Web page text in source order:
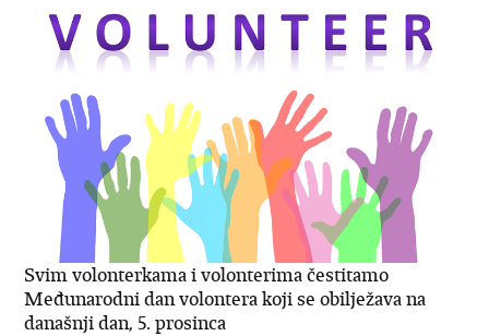
Svim volonterkama i volonterima čestitamo
Međunarodni dan volontera koji se obilježava na
današnji dan, 5. prosinca